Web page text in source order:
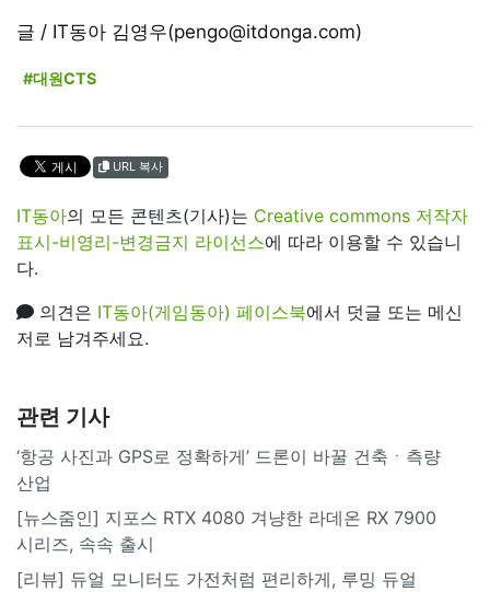
글 / IT동아 김영우(pengo@itdonga.com)
#대원CTS
URL 복사
IT동아의 모든 콘텐츠(기사)는 Creative commons 저작자
표시-비영리-변경금지 라이선스에 따라 이용할 수 있습니
다.
의견은 IT동아(게임동아) 페이스북에서 덧글 또는 메신
저로 남겨주세요.
관련 기사
‘항공 사진과 GPS로 정확하게’ 드론이 바꿀 건축ㆍ측량
산업
[뉴스줌인] 지포스 RTX 4080 겨냥한 라데온 RX 7900
시리즈, 속속 출시
[리뷰] 듀얼 모니터도 가전처럼 편리하게, 루밍 듀얼